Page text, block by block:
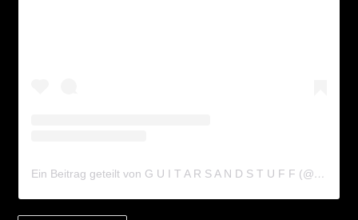
Ein Beitrag geteilt von G U I T A R S A N D S T U F F (@guitarsandstuff)